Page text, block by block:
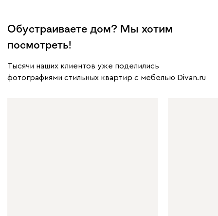
Обустраиваете дом? Мы хотим
посмотреть!
Тысячи наших клиентов уже поделились
фотографиями стильных квартир с мебелью Divan.ru